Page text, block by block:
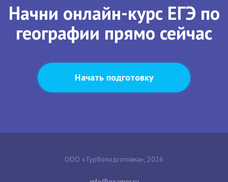
Начни онлайн-курс ЕГЭ по
географии прямо сейчас
Начать подготовку
ООО «Турбоподготовка», 2026